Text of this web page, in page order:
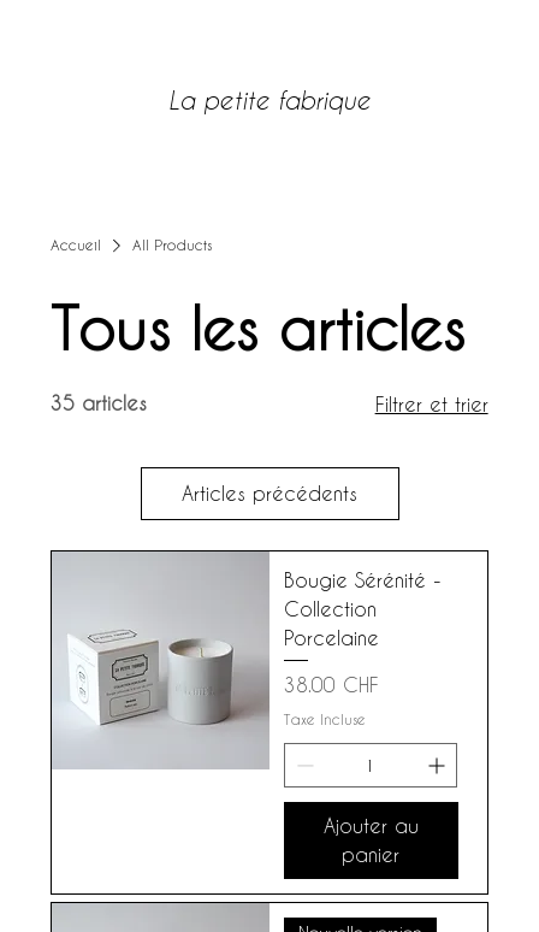
La petite fabrique
Accueil All Products
Tous les articles
35 articles Filtrer et trier
Articles précédents
Bougie Sérénité -
Collection
Porcelaine
Prix
38.00 CHF
Taxe Incluse
Ajouter au
panier